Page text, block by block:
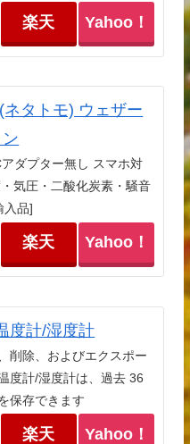
楽天 Yahoo！
ネタトモ) ウェザー
ダプター無し スマホ対
気圧・二酸化炭素・騒音
入品]
楽天 Yahoo！
度計/湿度計
削除、およびエクスポー
度計/湿度計は、過去 36
保存できます
楽天 Yahoo！